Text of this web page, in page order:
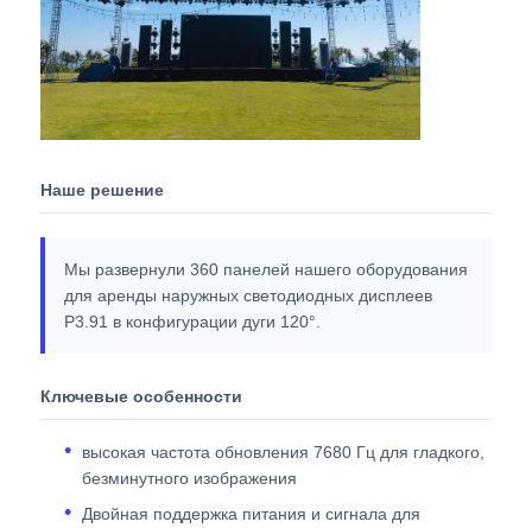
Наше решение
Мы развернули 360 панелей нашего оборудования
для аренды наружных светодиодных дисплеев
P3.91 в конфигурации дуги 120°.
Ключевые особенности
высокая частота обновления 7680 Гц для гладкого,
безминутного изображения
Двойная поддержка питания и сигнала для